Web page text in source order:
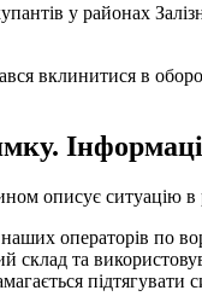
у районах
вклинитися в
описує ситуацію в
операторів по
склад та